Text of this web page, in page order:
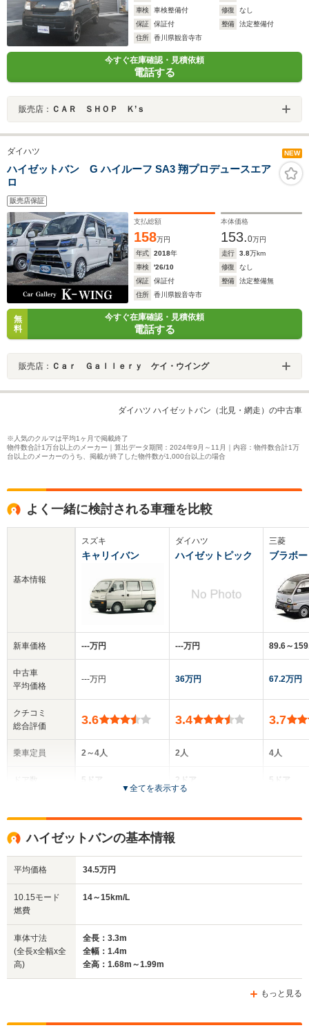
車検
車検整備付 修復
なし
保証
保証付 整備
法定整備付
住所
香川県観音寺市
今すぐ在庫確認・見積依頼
電話する
販売店： ＣＡＲ ＳＨＯＰ Ｋ’ｓ
ダイハツ NEW
ハイゼットバン G ハイルーフ SA3 翔プロデュースエア
ロ
販売店保証
支払総額
158万円
本体価格
153.0万円
年式
2018年 走行 3.8万km
車検
'26/10 修復
なし
保証
保証付 整備
法定整備無
住所
香川県観音寺市
無
料
今すぐ在庫確認・見積依頼
電話する
販売店： Ｃａｒ Ｇａｌｌｅｒｙ ケイ・ウイング
ダイハツ ハイゼットバン（北見・網走）の中古車
※人気のクルマは平均1ヶ月で掲載終了
物件数合計1万台以上のメーカー｜算出データ期間：2024年9月～11月｜内容：物件数合計1万
台以上のメーカーのうち、掲載が終了した物件数が1,000台以上の場合
よく一緒に検討される車種を比較
基本情報
新車価格
中古車
平均価格
クチコミ
総合評価
乗車定員
サイズ
(全長x全幅x全高)
スズキ
キャリイバン
‐‐‐万円
‐‐‐万円
3.6
2～4人
5ドア
全高
全長
-m
ダイハツ
ハイゼットピック
‐‐‐万円
36万円
3.4
2人
2ドア
全高
三菱
ブラボー
89.6～
67.2万円
3.7
4人
5ドア
全高
▼全てを表示する
ハイゼットバンの基本情報
平均価格 34.5万円
10.15モード
燃費
14～15km/L
車体寸法
(全長x全幅x全
高)
全長：3.3m
全幅：1.4m
全高：1.68m～1.99m
もっと見る